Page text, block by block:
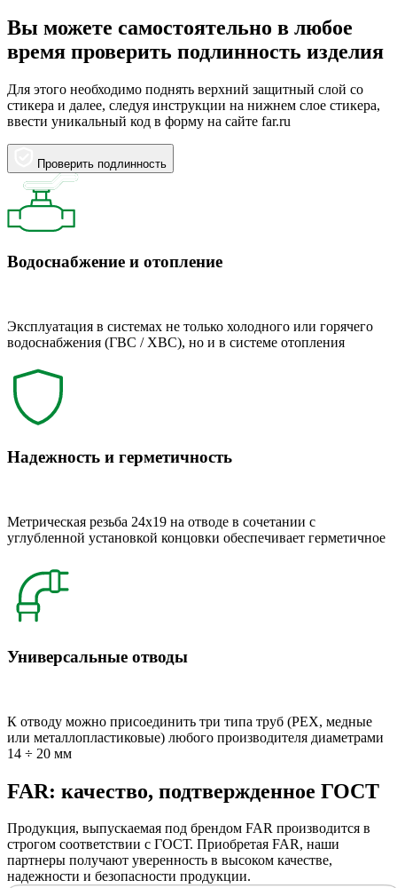
Вы можете самостоятельно в любое
время проверить подлинность изделия
Для этого необходимо поднять верхний защитный слой со
стикера и далее, следуя инструкции на нижнем слое стикера,
ввести уникальный код в форму на сайте far.ru
Проверить подлинность
Водоснабжение и отопление
Эксплуатация в системах не только холодного или горячего
водоснабжения (ГВС / ХВС), но и в системе отопления
Надежность и герметичность
Метрическая резьба 24x19 на отводе в сочетании с
углубленной установкой концовки обеспечивает герметичное
Универсальные отводы
К отводу можно присоединить три типа труб (РЕХ, медные
или металлопластиковые) любого производителя диаметрами
14 ÷ 20 мм
FAR: качество, подтвержденное ГОСТ
Продукция, выпускаемая под брендом FAR производится в
строгом соответствии с ГОСТ. Приобретая FAR, наши
партнеры получают уверенность в высоком качестве,
надежности и безопасности продукции.